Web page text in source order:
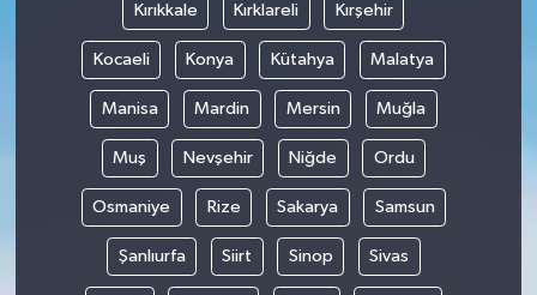
Kırıkkale Kırklareli Kırşehir
Kocaeli Konya Kütahya Malatya
Manisa Mardin Mersin Muğla
Muş Nevşehir Niğde Ordu
Osmaniye Rize Sakarya Samsun
Şanlıurfa Siirt Sinop Sivas